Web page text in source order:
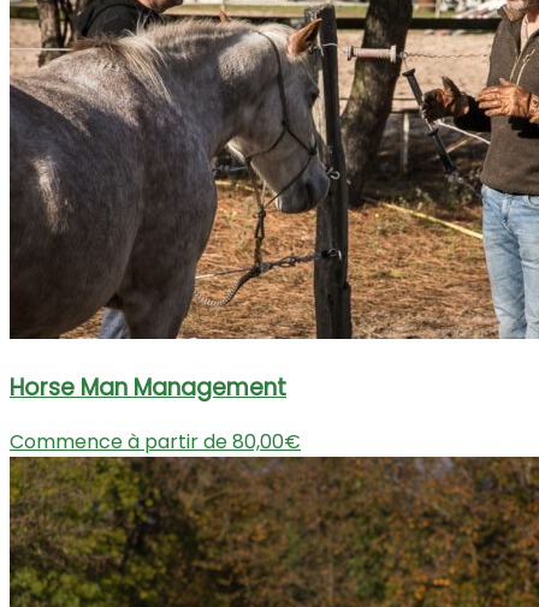
Horse Man Management
Commence à partir de 80,00€